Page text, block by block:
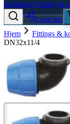
koblingerVerktøy &
Logg inn
Hjem Fittings &
DN32x11/4